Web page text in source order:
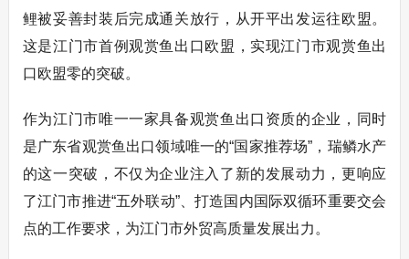
鲤被妥善封装后完成通关放行，从开平出发运往欧盟。
这是江门市首例观赏鱼出口欧盟，实现江门市观赏鱼出
口欧盟零的突破。
作为江门市唯一一家具备观赏鱼出口资质的企业，同时
是广东省观赏鱼出口领域唯一的“国家推荐场”，瑞鳞水产
的这一突破，不仅为企业注入了新的发展动力，更响应
了江门市推进“五外联动”、打造国内国际双循环重要交会
点的工作要求，为江门市外贸高质量发展出力。